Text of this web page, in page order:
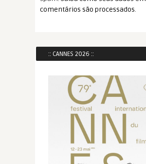
comentários são processados.
:: CANNES 2026 ::